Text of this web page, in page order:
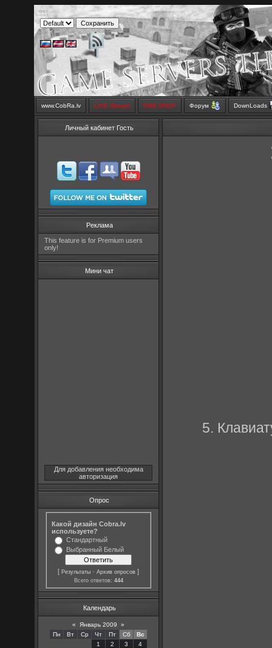
www.CobRa.lv LIVE Stream SMS SHOP Форум DownLoads
Личный кабинет Гость
Реклама
This feature is for Premium users
only!
Мини чат
Для добавления необходима
авторизация
Опрос
Какой дизайн Cobra.lv
используете?
Стандартный
Выбранный Белый
[Результаты ·Архив опросов ]
Всего ответов: 444
Календарь
« Январь 2009
»
Пн
Вт Ср Чт Пт Сб
Вс
1
2 3
4
5.